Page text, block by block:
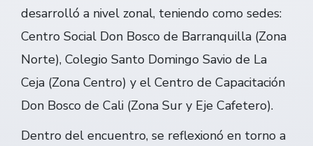
desarrolló a nivel zonal, teniendo como sedes:
Centro Social Don Bosco de Barranquilla (Zona
Norte), Colegio Santo Domingo Savio de La
Ceja (Zona Centro) y el Centro de Capacitación
Don Bosco de Cali (Zona Sur y Eje Cafetero).
Dentro del encuentro, se reflexionó en torno a